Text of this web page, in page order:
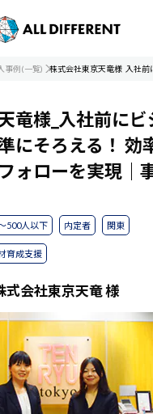
事例(一覧) 株式会社東京天竜様_入社
竜様_入社前にビ
にそろえる！ 効
ォローを実現｜
500人以下 内定者 関東
育成支援
式会社東京天竜 様